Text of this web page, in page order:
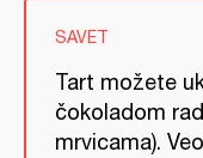
SAVET
Tart možete
čokoladom
mrvicama).